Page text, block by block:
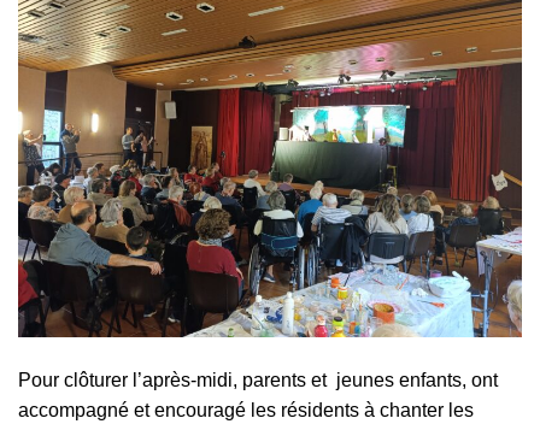
Pour clôturer l’après-midi, parents et jeunes enfants, ont
accompagné et encouragé les résidents à chanter les